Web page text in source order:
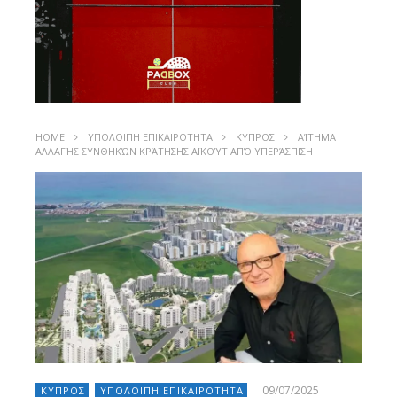
HOME ΥΠΟΛΟΙΠΗ ΕΠΙΚΑΙΡΟΤΗΤΑ ΚΥΠΡΟΣ
ΑΊΤΗΜΑ
ΑΛΛΑΓΉΣ ΣΥΝΘΗΚΏΝ ΚΡΆΤΗΣΗΣ ΑΪΚΟΎΤ ΑΠΌ ΥΠΕΡΆΣΠΙΣΗ
ΚΥΠΡΟΣ ΥΠΟΛΟΙΠΗ ΕΠΙΚΑΙΡΟΤΗΤΑ 09/07/2025